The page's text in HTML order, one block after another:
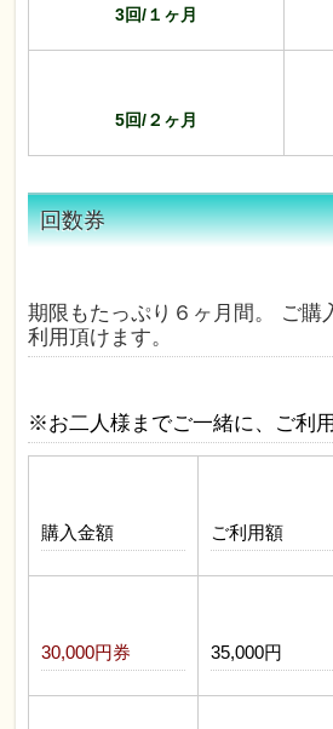
3回/１ヶ月
5回/２ヶ月
回数券
期限もたっぷり６ヶ月間。 ご購
利用頂けます。
※お二人様までご一緒に、ご利用
購入金額 ご利用額
30,000円券 35,000円